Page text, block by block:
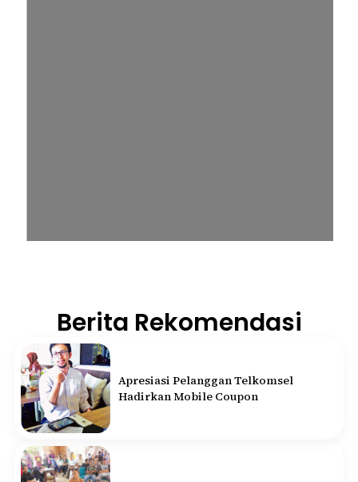
Berita Rekomendasi
Apresiasi Pelanggan Telkomsel
Hadirkan Mobile Coupon